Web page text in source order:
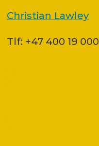
Christian Lawley
Tlf: +47 400 19 000